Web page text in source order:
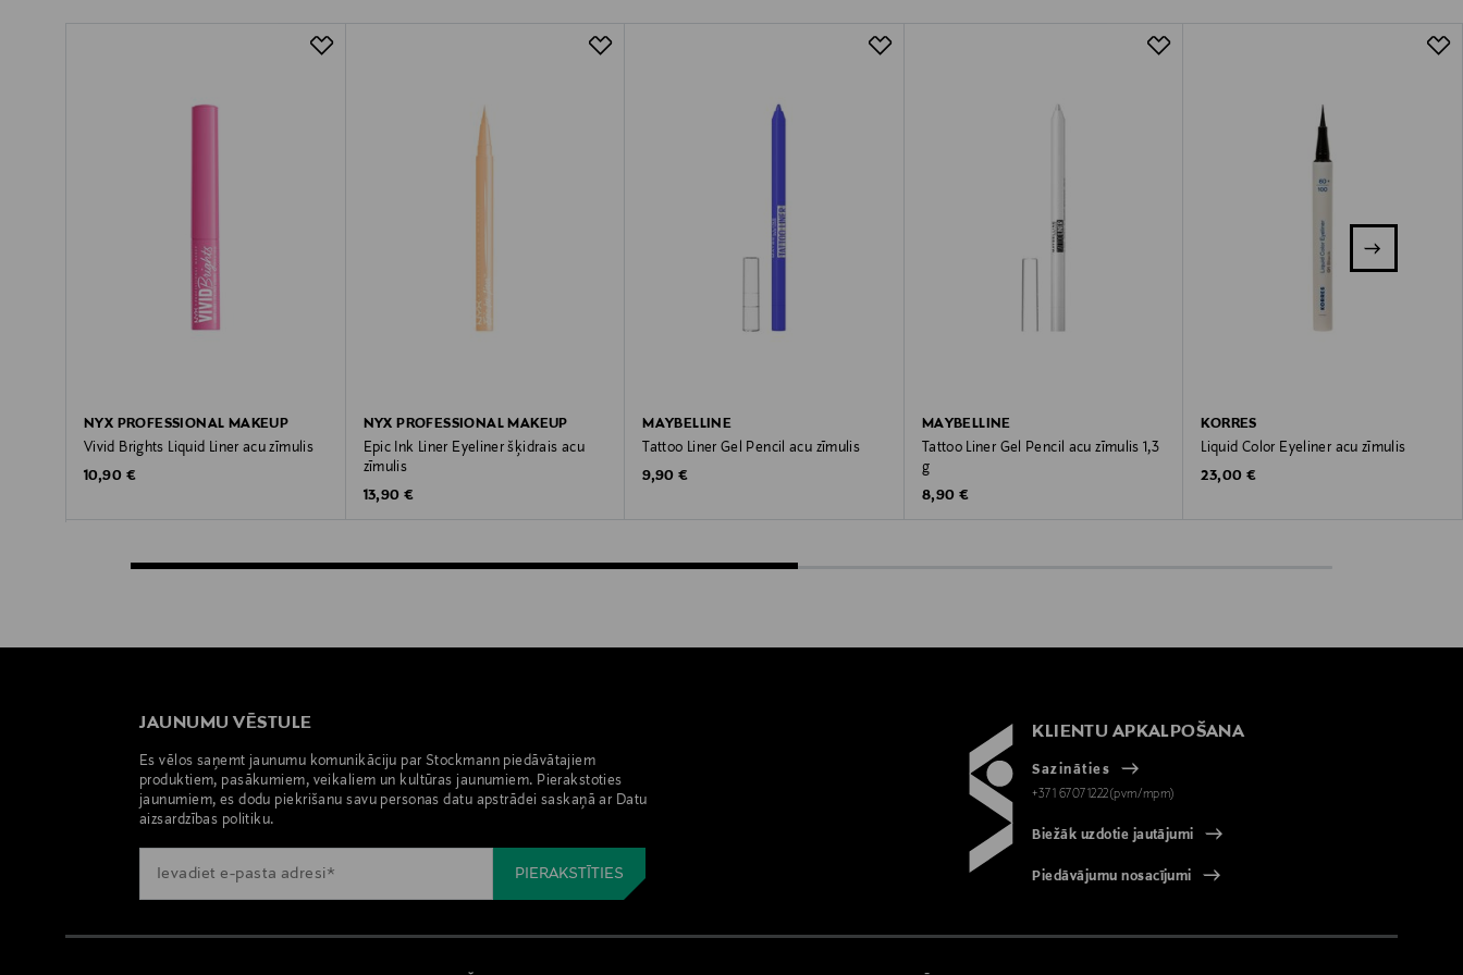
NYX PROFESSIONAL MAKEUP
Vivid Brights Liquid Liner acu zīmulis
Original Price
10,90 €
NYX PROFESSIONAL MAKEUP
Epic Ink Liner Eyeliner šķidrais acu
zīmulis
Original Price
13,90 €
MAYBELLINE
Tattoo Liner Gel Pencil acu zīmulis
Original Price
9,90 €
MAYBELLINE
Tattoo Liner Gel Pencil acu zīmulis 1,3
g
Original Price
8,90 €
KORRES
Liquid Color Eyeliner acu zīmulis
Original Price
23,00 €
JAUNUMU VĒSTULE
Es vēlos saņemt jaunumu komunikāciju par Stockmann piedāvātajiem
produktiem, pasākumiem, veikaliem un kultūras jaunumiem. Pierakstoties
jaunumiem, es dodu piekrišanu savu personas datu apstrādei saskaņā ar Datu
aizsardzības politiku.
KLIENTU APKALPOŠANA
Sazināties
+371 67071222(pvm/mpm)
Biežāk uzdotie jautājumi
Piedāvājumu nosacījumi